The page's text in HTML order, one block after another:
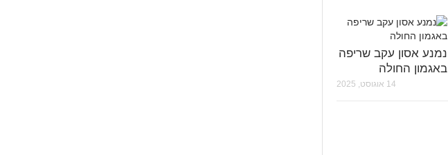
נמנע אסון עקב שריפה
באגמון החולה
14 אוגוסט, 2025